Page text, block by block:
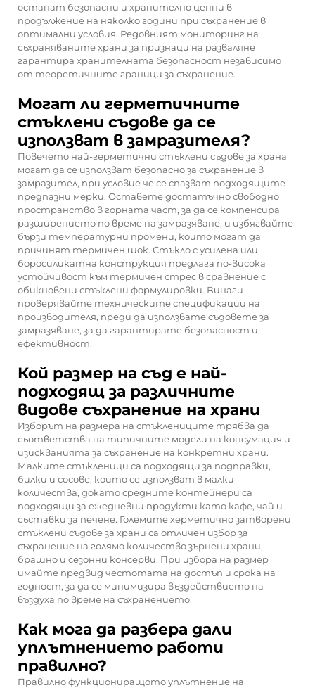
останат безопасни и хранително ценни в
продължение на няколко години при съхранение в
оптимални условия. Редовният мониторинг на
съхраняваните храни за признаци на разваляне
гарантира хранителната безопасност независимо
от теоретичните граници за съхранение.
Могат ли герметичните
стъклени съдове да се
използват в замразителя?
Повечето най-герметични стъклени съдове за храна
могат да се използват безопасно за съхранение в
замразител, при условие че се спазват подходящите
предпазни мерки. Оставете достатъчно свободно
пространство в горната част, за да се компенсира
разширението по време на замразяване, и избягвайте
бързи температурни промени, които могат да
причинят термичен шок. Стъкло с усилена или
боросиликатна конструкция предлага по-висока
устойчивост към термичен стрес в сравнение с
обикновени стъклени формулировки. Винаги
проверявайте техническите спецификации на
производителя, преди да използвате съдовете за
замразяване, за да гарантирате безопасност и
ефективност.
Кой размер на съд е най-
подходящ за различните
видове съхранение на храни
Изборът на размера на стъклениците трябва да
съответства на типичните модели на консумация и
изискванията за съхранение на конкретни храни.
Малките стъкленици са подходящи за подправки,
билки и сосове, които се използват в малки
количества, докато средните контейнери са
подходящи за ежедневни продукти като кафе, чай и
съставки за печене. Големите херметично затворени
стъклени съдове за храни са отличен избор за
съхранение на голямо количество зърнени храни,
брашно и сезонни консерви. При избора на размер
имайте предвид честотата на достъп и срока на
годност, за да се минимизира въздействието на
въздуха по време на съхранението.
Как мога да разбера дали
уплътнението работи
правилно?
Правилно функциониращото уплътнение на